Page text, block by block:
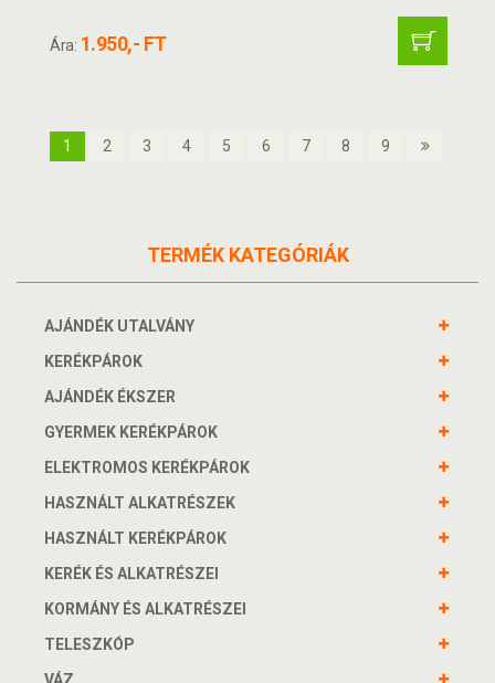
Ára: 1.950,- FT
1 2 3 4 5 6 7 8 9
TERMÉK KATEGÓRIÁK
AJÁNDÉK UTALVÁNY
KERÉKPÁROK
AJÁNDÉK ÉKSZER
GYERMEK KERÉKPÁROK
ELEKTROMOS KERÉKPÁROK
HASZNÁLT ALKATRÉSZEK
HASZNÁLT KERÉKPÁROK
KERÉK ÉS ALKATRÉSZEI
KORMÁNY ÉS ALKATRÉSZEI
TELESZKÓP